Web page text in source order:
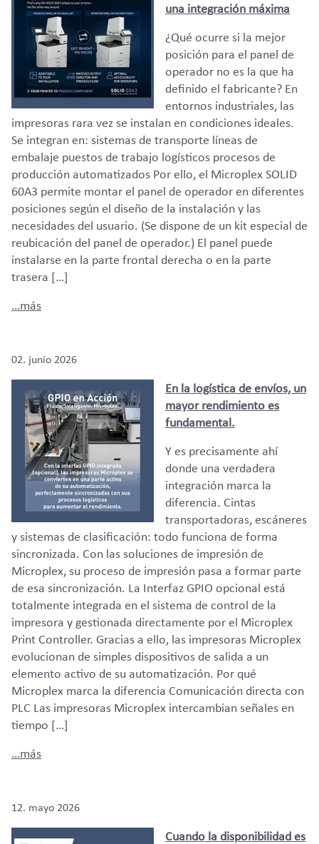
una integración máxima
¿Qué ocurre si la mejor
posición para el panel de
operador no es la que ha
definido el fabricante? En
entornos industriales, las
impresoras rara vez se instalan en condiciones ideales.
Se integran en: sistemas de transporte líneas de
embalaje puestos de trabajo logísticos procesos de
producción automatizados Por ello, el Microplex SOLID
60A3 permite montar el panel de operador en diferentes
posiciones según el diseño de la instalación y las
necesidades del usuario. (Se dispone de un kit especial de
reubicación del panel de operador.) El panel puede
instalarse en la parte frontal derecha o en la parte
trasera […]
…más
02. junio 2026
En la logística de envíos, un
mayor rendimiento es
fundamental.
Y es precisamente ahí
donde una verdadera
integración marca la
diferencia. Cintas
transportadoras, escáneres
y sistemas de clasificación: todo funciona de forma
sincronizada. Con las soluciones de impresión de
Microplex, su proceso de impresión pasa a formar parte
de esa sincronización. La Interfaz GPIO opcional está
totalmente integrada en el sistema de control de la
impresora y gestionada directamente por el Microplex
Print Controller. Gracias a ello, las impresoras Microplex
evolucionan de simples dispositivos de salida a un
elemento activo de su automatización. Por qué
Microplex marca la diferencia Comunicación directa con
PLC Las impresoras Microplex intercambian señales en
tiempo […]
…más
12. mayo 2026
Cuando la disponibilidad es